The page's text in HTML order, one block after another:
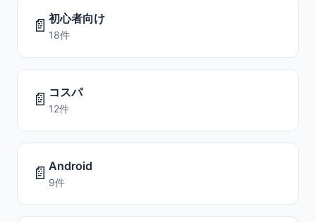
📄 初心者向け
18件
📄 コスパ
12件
📄 Android
9件